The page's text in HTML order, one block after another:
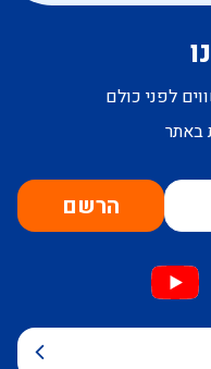
לפני כולם
באתר
הרשם